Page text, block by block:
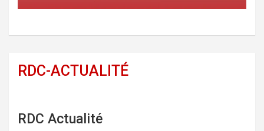
RDC-ACTUALITÉ
RDC Actualité